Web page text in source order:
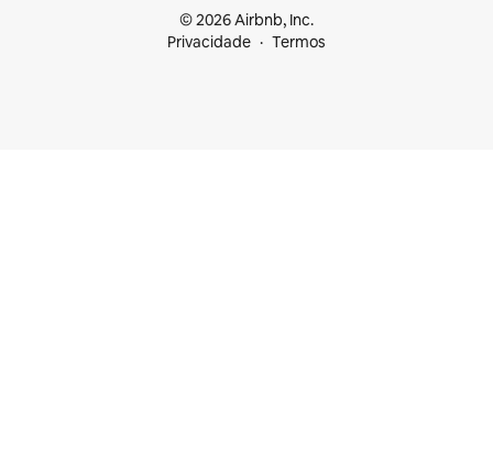
© 2026 Airbnb, Inc.
Privacidade
Termos